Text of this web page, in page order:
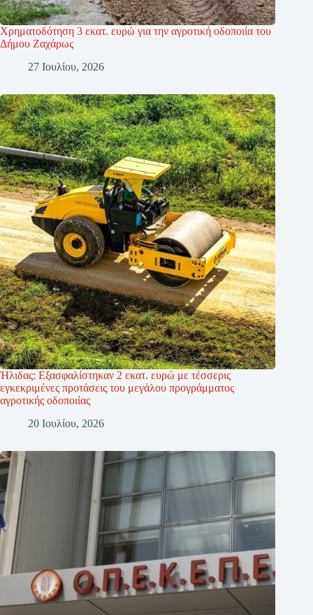
Χρηματοδότηση 3 εκατ. ευρώ για την αγροτική οδοποιία του
Δήμου Ζαχάρως
27 Ιουλίου, 2026
Ήλιδας: Εξασφαλίστηκαν 2 εκατ. ευρώ με τέσσερις
εγκεκριμένες προτάσεις του μεγάλου προγράμματος
αγροτικής οδοποιίας
20 Ιουλίου, 2026